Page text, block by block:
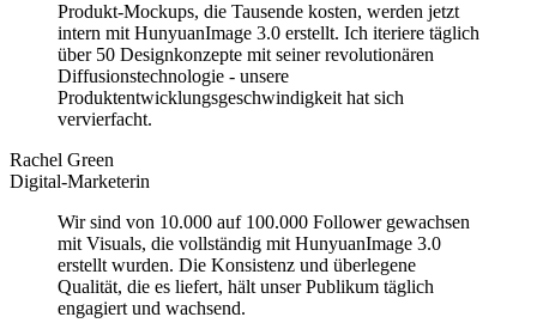
Produkt-Mockups, die Tausende kosten, werden jetzt
intern mit HunyuanImage 3.0 erstellt. Ich iteriere täglich
über 50 Designkonzepte mit seiner revolutionären
Diffusionstechnologie - unsere
Produktentwicklungsgeschwindigkeit hat sich
vervierfacht.
Rachel Green
Digital-Marketerin
Wir sind von 10.000 auf 100.000 Follower gewachsen
mit Visuals, die vollständig mit HunyuanImage 3.0
erstellt wurden. Die Konsistenz und überlegene
Qualität, die es liefert, hält unser Publikum täglich
engagiert und wachsend.